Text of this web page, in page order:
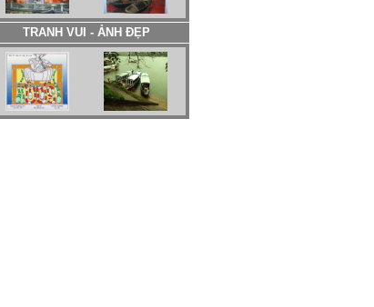
TRANH VUI - ẢNH ĐẸP